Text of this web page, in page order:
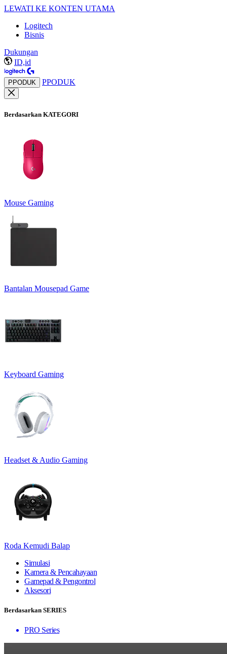
LEWATI KE KONTEN UTAMA
Logitech
Bisnis
Dukungan
ID,id
PPODUK PPODUK
Berdasarkan KATEGORI
Mouse Gaming
Bantalan Mousepad Game
Keyboard Gaming
Headset & Audio Gaming
Roda Kemudi Balap
Simulasi
Kamera & Pencahayaan
Gamepad & Pengontrol
Aksesori
Berdasarkan SERIES
PRO Series